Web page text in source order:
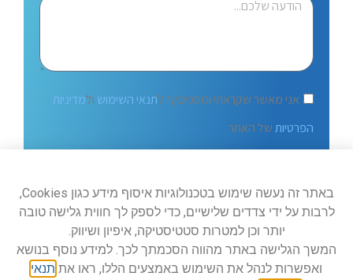
אני מאשר שקראתי ומסכים/ה לתנאי השימוש ולמדיניות
הפרטיותשל האתר.
באתר זה נעשה שימוש בטכנולוגיות איסוף מידע כגון Cookies,
לרבות על ידי צדדים שלישיים, כדי לספק לך חווית גלישה טובה
יותר וכן למטרות סטטיסטיקה, איפיון ושיווק.
המשך הגלישה באתר מהווה הסכמתך לכך. למידע נוסף בנושא
ואפשרות לנהל את השימוש באמצעים הללו, ראו את תנאי